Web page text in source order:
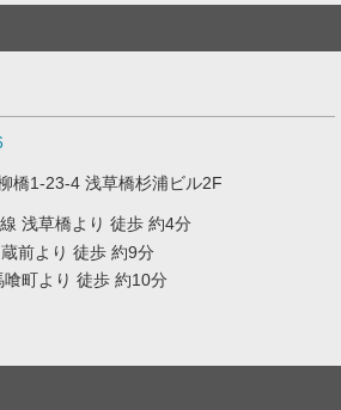
橋1-23-4 浅草橋杉浦ビル2F
浅草橋より 徒歩 約4分
前より 徒歩 約9分
町より 徒歩 約10分